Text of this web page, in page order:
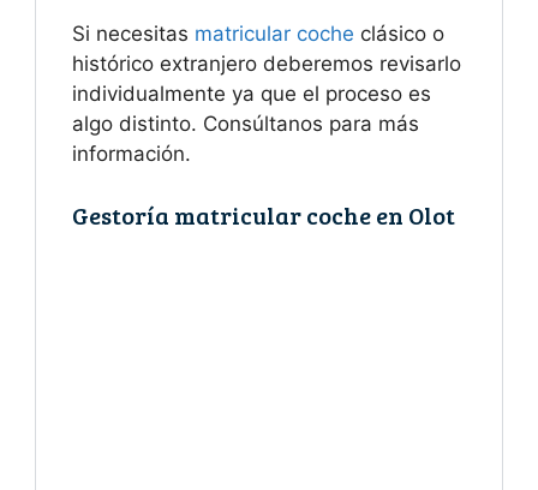
Si necesitas matricular coche clásico o
histórico extranjero deberemos revisarlo
individualmente ya que el proceso es
algo distinto. Consúltanos para más
información.
Gestoría matricular coche en Olot